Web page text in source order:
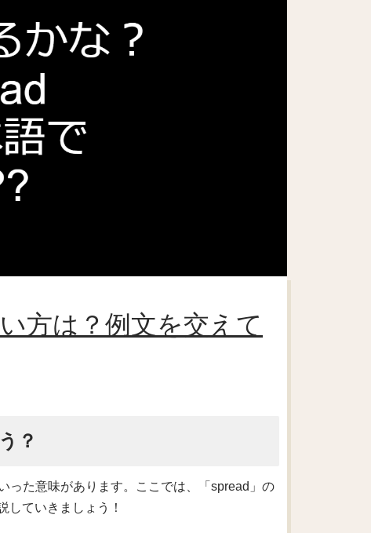
方は？例文を交えて
？
った意味があります。ここでは、「spread」の
していきましょう！